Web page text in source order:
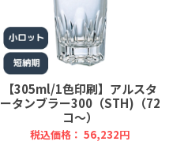
【305ml/1色印刷】アルスタ
ータンブラー300（STH)（72
コ～）
税込価格： 56,232円